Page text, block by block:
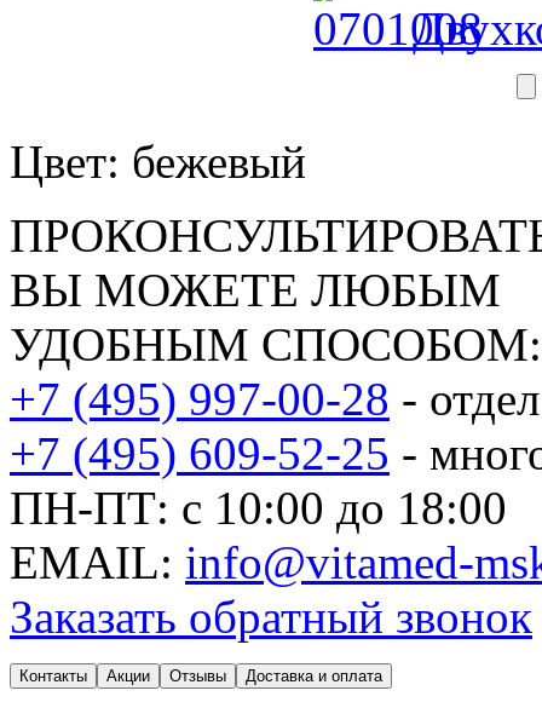
Цвет: бежевый
ВЫ МОЖЕТЕ ЛЮБЫМ
УДОБНЫМ СПОСОБОМ:
+7 (495) 997-00-28 -
+7 (495) 609-52-25 -
ПН-ПТ: с 10:00 до 18:00
EMAIL: info@vitamed-
Заказать обратный звонок
Контакты Акции Отзывы Доставка и оплата